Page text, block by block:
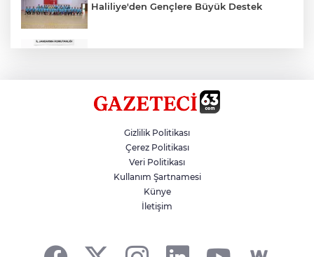
Haliliye'den Gençlere Büyük Destek
Hikmet Başak’tan Ulaşım Çalışması
Atatürk Bulvarında Asfalt Yenileniyor
Gizlilik Politikası
Çerez Politikası
Veri Politikası
Kullanım Şartnamesi
Künye
İletişim